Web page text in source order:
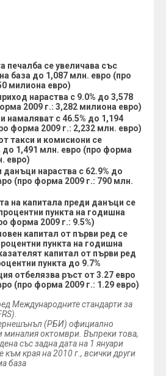
печалба се увеличава със
база до 1,087 млн. евро (про
милиона евро)
нараства с 9.0% до 3,578
2009 г.: 3,282 милиона евро)
намаляват с 46.5% до 1,194
форма 2009 г.: 2,232 млн. евро)
такси и комисиони се
до 1,491 млн. евро (про форма
евро)
данъци нараства с 62.9% до
(про форма 2009 г.: 790 млн.
на капитала преди данъци се
пункта на годишна
форма 2009 г.: 9.5%)
капитал от първи ред се
пункта на годишна
капитал от първи ред
пункта до 9.7%
отбелязва ръст от 3.27 евро
(про форма 2009 г.: 1.29 евро)
Международните стандарти за
(РБИ) официално
миналия октомври. Въпреки това,
със задна дата на 1 януари
към края на 2010 г., всички други
база